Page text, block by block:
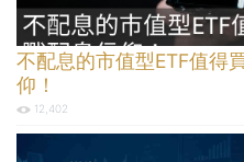
不配息的市值型ETF值得
仰！
12,402